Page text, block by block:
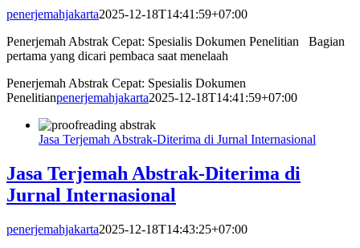
penerjemahjakarta2025-12-18T14:41:59+07:00
Penerjemah Abstrak Cepat: Spesialis Dokumen Penelitian Bagian
pertama yang dicari pembaca saat menelaah
Penerjemah Abstrak Cepat: Spesialis Dokumen
Penelitianpenerjemahjakarta2025-12-18T14:41:59+07:00
Jasa Terjemah Abstrak-Diterima di Jurnal Internasional
Jasa Terjemah Abstrak-Diterima di
Jurnal Internasional
penerjemahjakarta2025-12-18T14:43:25+07:00